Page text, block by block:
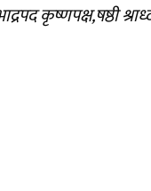
कृष्णपक्ष,षष्ठी